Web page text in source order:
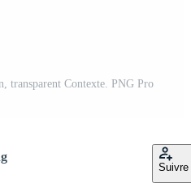
transparent Contexte. PNG Pro
Suivre